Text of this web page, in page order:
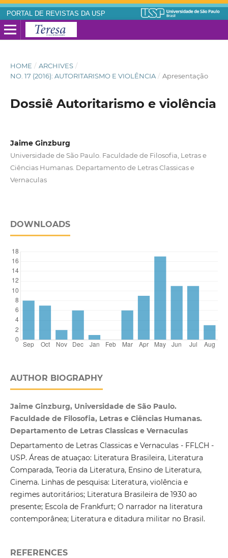
PORTAL DE REVISTAS DA USP
HOME / ARCHIVES /
NO. 17 (2016): AUTORITARISMO E VIOLÊNCIA / Apresentação
Dossiê Autoritarismo e violência
Jaime Ginzburg
Universidade de São Paulo. Faculdade de Filosofia, Letras e
Ciências Humanas. Departamento de Letras Classicas e
Vernaculas
DOWNLOADS
AUTHOR BIOGRAPHY
Jaime Ginzburg, Universidade de São Paulo.
Faculdade de Filosofia, Letras e Ciências Humanas.
Departamento de Letras Classicas e Vernaculas
Departamento de Letras Classicas e Vernaculas - FFLCH -
USP. Áreas de atuaçao: Literatura Brasileira, Literatura
Comparada, Teoria da Literatura, Ensino de Literatura,
Cinema. Linhas de pesquisa: Literatura, violência e
regimes autoritários; Literatura Brasileira de 1930 ao
presente; Escola de Frankfurt; O narrador na literatura
contemporânea; Literatura e ditadura militar no Brasil.
REFERENCES